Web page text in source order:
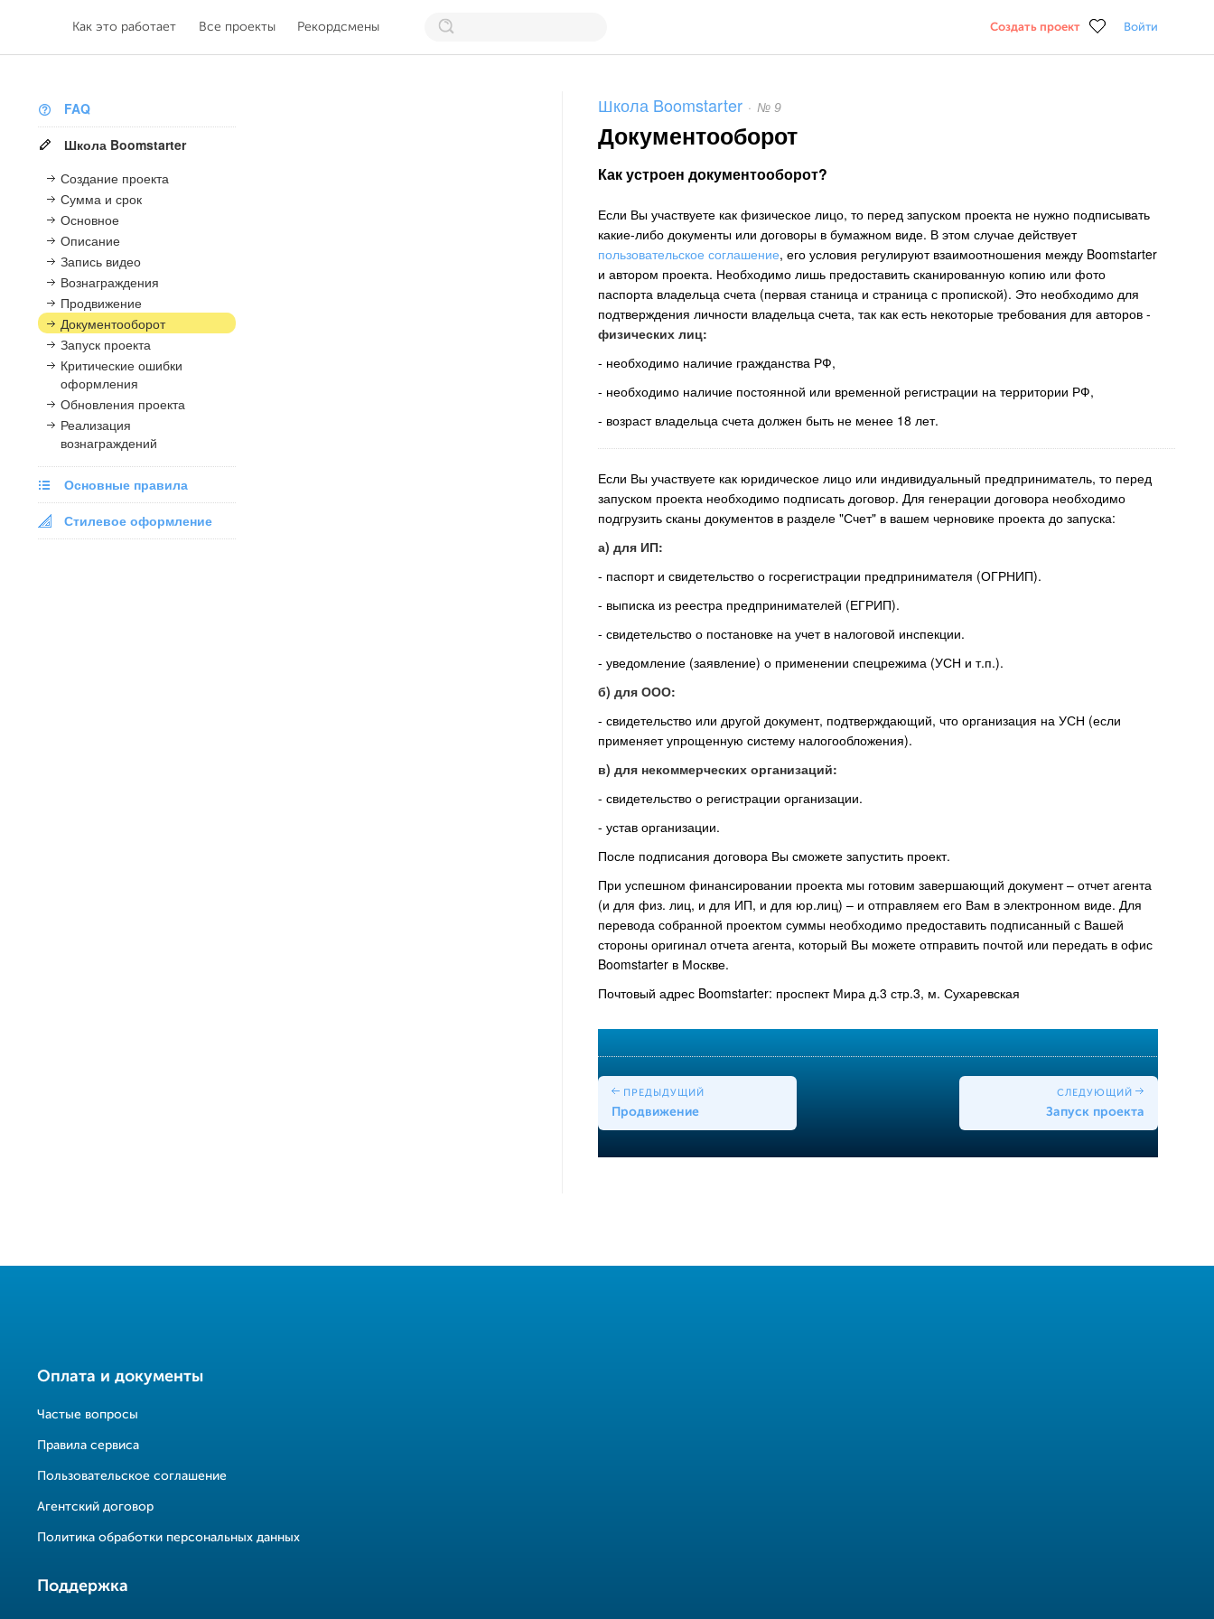
Как это работает Все проекты Рекордсмены Создать проект Войти
Школа Boomstarter · № 9
Документооборот
Как устроен документооборот?
Если Вы участвуете как физическое лицо, то перед запуском проекта не нужно подписывать
какие-либо документы или договоры в бумажном виде. В этом случае действует
пользовательское соглашение, его условия регулируют взаимоотношения между Boomstarter
и автором проекта. Необходимо лишь предоставить сканированную копию или фото
паспорта владельца счета (первая станица и страница с пропиской). Это необходимо для
подтверждения личности владельца счета, так как есть некоторые требования для авторов -
физических лиц:
- необходимо наличие гражданства РФ,
- необходимо наличие постоянной или временной регистрации на территории РФ,
- возраст владельца счета должен быть не менее 18 лет.
Если Вы участвуете как юридическое лицо или индивидуальный предприниматель, то перед
запуском проекта необходимо подписать договор. Для генерации договора необходимо
подгрузить сканы документов в разделе "Счет" в вашем черновике проекта до запуска:
а) для ИП:
- паспорт и свидетельство о госрегистрации предпринимателя (ОГРНИП).
- выписка из реестра предпринимателей (ЕГРИП).
- свидетельство о постановке на учет в налоговой инспекции.
- уведомление (заявление) о применении спецрежима (УСН и т.п.).
б) для ООО:
- свидетельство или другой документ, подтверждающий, что организация на УСН (если
применяет упрощенную систему налогообложения).
в) для некоммерческих организаций:
- свидетельство о регистрации организации.
- устав организации.
После подписания договора Вы сможете запустить проект.
При успешном финансировании проекта мы готовим завершающий документ – отчет агента
(и для физ. лиц, и для ИП, и для юр.лиц) – и отправляем его Вам в электронном виде. Для
перевода собранной проектом суммы необходимо предоставить подписанный с Вашей
стороны оригинал отчета агента, который Вы можете отправить почтой или передать в офис
Boomstarter в Москве.
Почтовый адрес Boomstarter: проспект Мира д.3 стр.3, м. Сухаревская
ПРЕДЫДУЩИЙ
Продвижение
СЛЕДУЮЩИЙ
Запуск проекта
FAQ
Школа Boomstarter
Создание проекта
Сумма и срок
Основное
Описание
Запись видео
Вознаграждения
Продвижение
Документооборот
Запуск проекта
Критические ошибки
оформления
Обновления проекта
Реализация
вознаграждений
Основные правила
Стилевое оформление
Оплата и документы
Частые вопросы
Правила сервиса
Пользовательское соглашение
Агентский договор
Политика обработки персональных данных
Поддержка